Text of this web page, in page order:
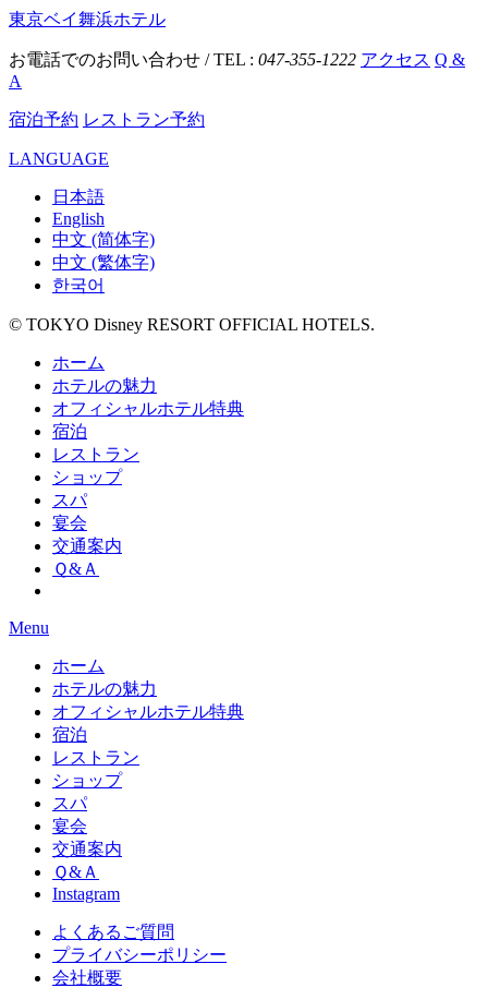
東京ベイ舞浜ホテル
お電話でのお問い合わせ / TEL : 047-355-1222 アクセス Q &
A
宿泊予約 レストラン予約
LANGUAGE
日本語
English
中文 (简体字)
中文 (繁体字)
한국어
© TOKYO Disney RESORT OFFICIAL HOTELS.
ホーム
ホテルの魅力
オフィシャルホテル特典
宿泊
レストラン
ショップ
スパ
宴会
交通案内
Ｑ&Ａ
Menu
ホーム
ホテルの魅力
オフィシャルホテル特典
宿泊
レストラン
ショップ
スパ
宴会
交通案内
Ｑ&Ａ
Instagram
よくあるご質問
プライバシーポリシー
会社概要